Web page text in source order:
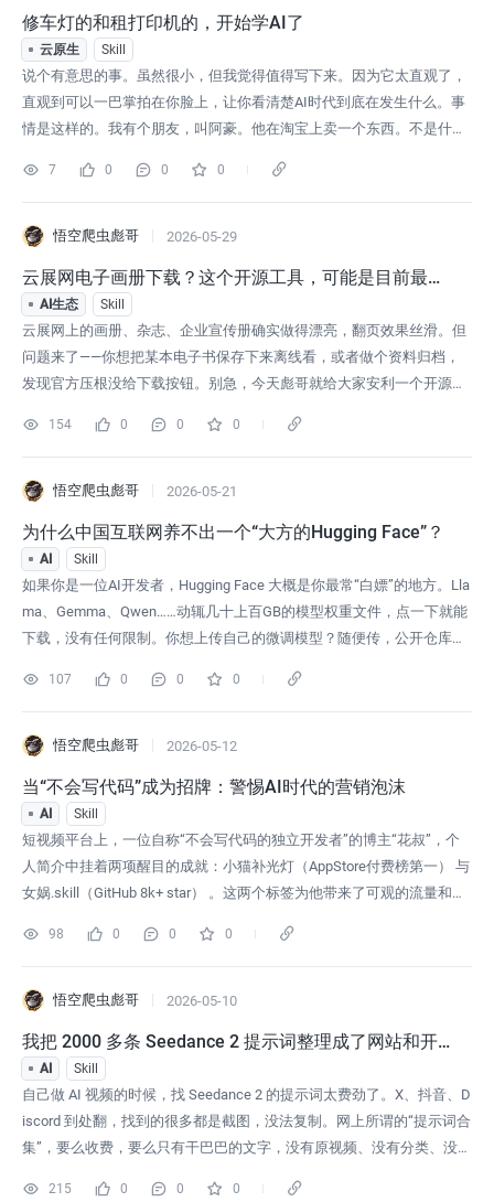
修车灯的和租打印机的，开始学AI了
云原生 Skill
说个有意思的事。虽然很小，但我觉得值得写下来。因为它太直观了，
直观到可以一巴掌拍在你脸上，让你看清楚AI时代到底在发生什么。事
情是这样的。我有个朋友，叫阿豪。他在淘宝上卖一个东西。不是什么
不了上当的那种。前天他给我发了两张后台截图。就两张图。没有备
注，没有咨询，没有“亲在吗”。就是两个沉默到不能再沉默的购买记
录。但买家ID那边，挂着
7 0 0 0
悟空爬虫彪哥 2026-05-29
云展网电子画册下载？这个开源工具，可能是目前最适
合普通人的方案
AI生态 Skill
云展网上的画册、杂志、企业宣传册确实做得漂亮，翻页效果丝滑。但
问题来了——你想把某本电子书保存下来离线看，或者做个资料归档，
发现官方压根没给下载按钮。别急，今天彪哥就给大家安利一个开源小
接就能把整本书变成 PDF，是真的“有手就行”。离线阅读：飞机上、地
铁里没网的时候，随时翻看重要资料。内容存档：有些电子书可能过段
时间就下架了，提前备份
154 0 0 0
悟空爬虫彪哥 2026-05-21
为什么中国互联网养不出一个“大方的Hugging Face”？
AI Skill
如果你是一位AI开发者，Hugging Face 大概是你最常“白嫖”的地方。Lla
ma、Gemma、Qwen……动辄几十上百GB的模型权重文件，点一下就能
下载，没有任何限制。你想上传自己的微调模型？随便传，公开仓库免
你用，甚至还搭上一点算力。开发者们在这里“薅”得理所当然，Hugging
Face 也“给”得云淡风轻。甚至有人把
107 0 0 0
悟空爬虫彪哥 2026-05-12
当“不会写代码”成为招牌：警惕AI时代的营销泡沫
AI Skill
短视频平台上，一位自称“不会写代码的独立开发者”的博主“花叔”，个
人简介中挂着两项醒目的成就：小猫补光灯（AppStore付费榜第一） 与
女娲.skill（GitHub 8k+ star） 。这两个标签为他带来了可观的流量和信
或许远没有看上去那么足。本文无意人身攻击，仅基于公开可查的数
据，对两项成果做出事实层面的澄清与探讨。在短视频平
98 0 0 0
悟空爬虫彪哥 2026-05-10
我把 2000 多条 Seedance 2 提示词整理成了网站和开
源数据集，随便你用
AI Skill
自己做 AI 视频的时候，找 Seedance 2 的提示词太费劲了。X、抖音、D
iscord 到处翻，找到的很多都是截图，没法复制。网上所谓的“提示词合
集”，要么收费，要么只有干巴巴的文字，没有原视频、没有分类、没有
215 0 0 0